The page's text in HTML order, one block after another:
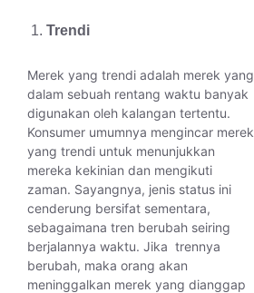
Trendi
Merek yang trendi adalah merek yang
dalam sebuah rentang waktu banyak
digunakan oleh kalangan tertentu.
Konsumer umumnya mengincar merek
yang trendi untuk menunjukkan
mereka kekinian dan mengikuti
zaman. Sayangnya, jenis status ini
cenderung bersifat sementara,
sebagaimana tren berubah seiring
berjalannya waktu. Jika trennya
berubah, maka orang akan
meninggalkan merek yang dianggap